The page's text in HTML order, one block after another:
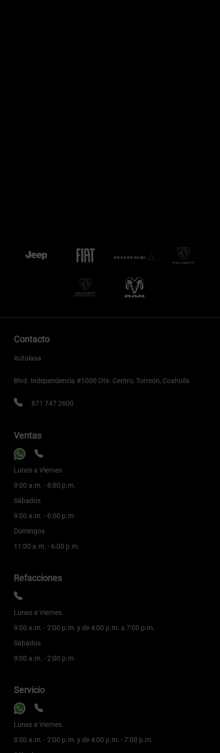
Contacto
Autolasa
Blvd. Independencia #1000 Ote. Centro, Torreón, Coahuila
871 747 2600
Ventas
Lunes a Viernes
9:00 a.m. - 8:00 p.m.
Sábados
9:00 a.m. - 6:00 p.m.
Domingos
11:00 a.m. - 6:00 p.m.
Refacciones
Lunes a Viernes
9:00 a.m. - 2:00 p.m. y de 4:00 p.m. a 7:00 p.m.
Sábados
9:00 a.m. - 2:00 p.m.
Servicio
Lunes a Viernes
8:00 a.m. - 2:00 p.m. y de 4:00 p.m. - 7:00 p.m.